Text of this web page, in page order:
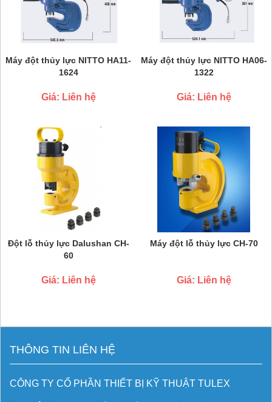
Máy đột thủy lực NITTO HA11-
1624
Giá: Liên hệ
Máy đột thủy lực NITTO HA06-
1322
Giá: Liên hệ
Đột lỗ thủy lực Dalushan CH-
60
Giá: Liên hệ
Máy đột lỗ thủy lực CH-70
Giá: Liên hệ
THÔNG TIN LIÊN HỆ
CÔNG TY CỔ PHẦN THIẾT BỊ KỸ THUẬT TULEX